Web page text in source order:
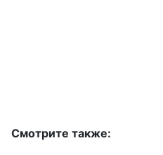
Смотрите также: